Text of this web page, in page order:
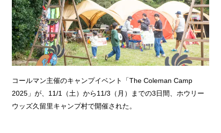
コールマン主催のキャンプイベント「The Coleman Camp
2025」が、11/1（土）から11/3（月）までの3日間、ホウリー
ウッズ久留里キャンプ村で開催された。